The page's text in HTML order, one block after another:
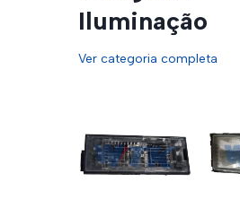
Iluminação
Ver categoria completa